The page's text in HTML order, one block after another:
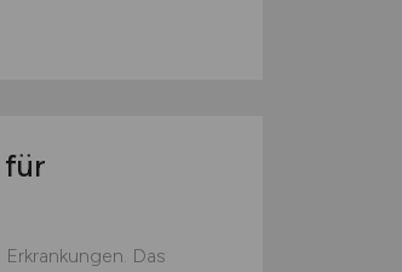
für
Das